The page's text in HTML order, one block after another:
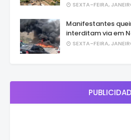
SEXTA-FEIRA,
Manifestantes
interditam via em
SEXTA-FEIRA,